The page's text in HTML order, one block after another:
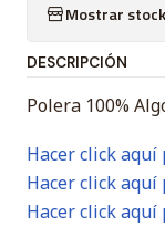
Mostrar
DESCRIPCIÓN
Polera 100%
Hacer click aquí
Hacer click aquí
Hacer click